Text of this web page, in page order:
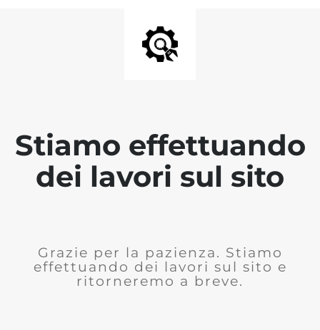
Stiamo effettuando
dei lavori sul sito
Grazie per la pazienza. Stiamo
effettuando dei lavori sul sito e
ritorneremo a breve.